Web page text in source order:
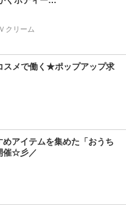
クリーム
スメで働く★ポップアップ求
アイテムを集めた「おうち
催☆彡／